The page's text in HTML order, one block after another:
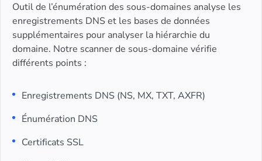
Outil de l’énumération des sous-domaines analyse les
enregistrements DNS et les bases de données
supplémentaires pour analyser la hiérarchie du
domaine. Notre scanner de sous-domaine vérifie
différents points :
Enregistrements DNS (NS, MX, TXT, AXFR)
Énumération DNS
Certificats SSL